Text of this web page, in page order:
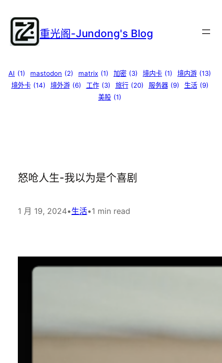
至
容
重光阁-Jundong's Blog
AI (1) mastodon (2) matrix (1) 加密 (3) 境内卡 (1) 境内游 (13)
境外卡 (14) 境外游 (6) 工作 (3) 旅行 (20) 服务器 (9) 生活 (9)
美股 (1)
怒呛人生-我以为是个喜剧
1 月 19, 2024•生活•1 min read